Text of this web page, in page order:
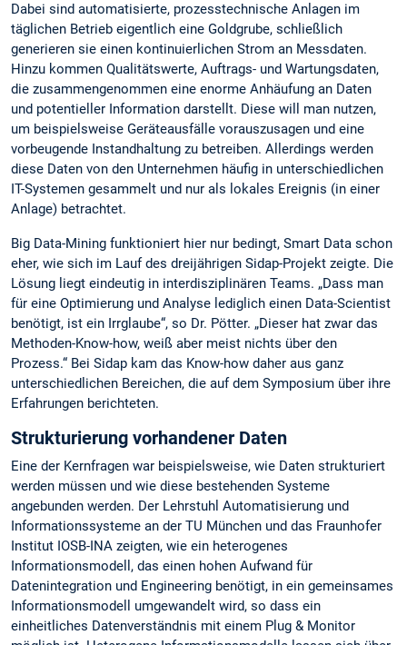
Dabei sind automatisierte, prozesstechnische Anlagen im
täglichen Betrieb eigentlich eine Goldgrube, schließlich
generieren sie einen kontinuierlichen Strom an Messdaten.
Hinzu kommen Qualitätswerte, Auftrags- und Wartungsdaten,
die zusammengenommen eine enorme Anhäufung an Daten
und potentieller Information darstellt. Diese will man nutzen,
um beispielsweise Geräteausfälle vorauszusagen und eine
vorbeugende Instandhaltung zu betreiben. Allerdings werden
diese Daten von den Unternehmen häufig in unterschiedlichen
IT-Systemen gesammelt und nur als lokales Ereignis (in einer
Anlage) betrachtet.
Big Data-Mining funktioniert hier nur bedingt, Smart Data schon
eher, wie sich im Lauf des dreijährigen Sidap-Projekt zeigte. Die
Lösung liegt eindeutig in interdisziplinären Teams. „Dass man
für eine Optimierung und Analyse lediglich einen Data-Scientist
benötigt, ist ein Irrglaube“, so Dr. Pötter. „Dieser hat zwar das
Methoden-Know-how, weiß aber meist nichts über den
Prozess.“ Bei Sidap kam das Know-how daher aus ganz
unterschiedlichen Bereichen, die auf dem Symposium über ihre
Erfahrungen berichteten.
Strukturierung vorhandener Daten
Eine der Kernfragen war beispielsweise, wie Daten strukturiert
werden müssen und wie diese bestehenden Systeme
angebunden werden. Der Lehrstuhl Automatisierung und
Informationssysteme an der TU München und das Fraunhofer
Institut IOSB-INA zeigten, wie ein heterogenes
Informationsmodell, das einen hohen Aufwand für
Datenintegration und Engineering benötigt, in ein gemeinsames
Informationsmodell umgewandelt wird, so dass ein
einheitliches Datenverständnis mit einem Plug & Monitor